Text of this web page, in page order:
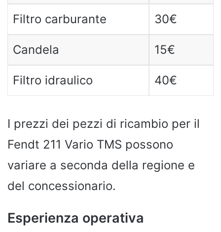
Filtro carburante 30€
Candela 15€
Filtro idraulico 40€
I prezzi dei pezzi di ricambio per il
Fendt 211 Vario TMS possono
variare a seconda della regione e
del concessionario.
Esperienza operativa